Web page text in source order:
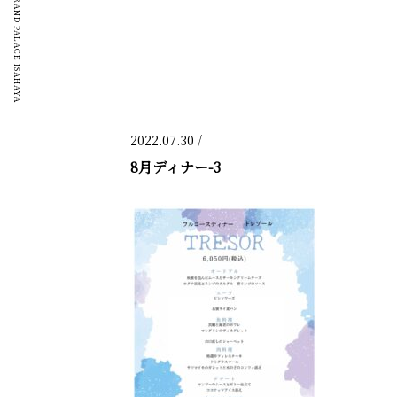
GRAND PALACE ISAHAYA
2022.07.30 /
8月ディナー-3